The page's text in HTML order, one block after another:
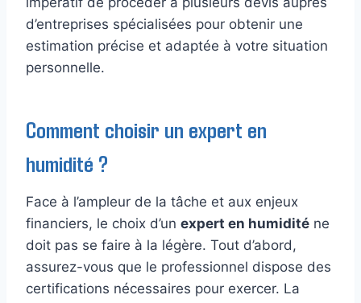
d’entreprises spécialisées pour obtenir une
estimation précise et adaptée à votre situation
personnelle.
Comment choisir un expert en
humidité ?
Face à l’ampleur de la tâche et aux enjeux
financiers, le choix d’un expert en humidité ne
doit pas se faire à la légère. Tout d’abord,
assurez-vous que le professionnel dispose des
certifications nécessaires pour exercer. La